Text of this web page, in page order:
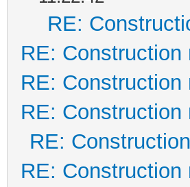
RE:
RE:
RE:
RE:
RE:
RE: